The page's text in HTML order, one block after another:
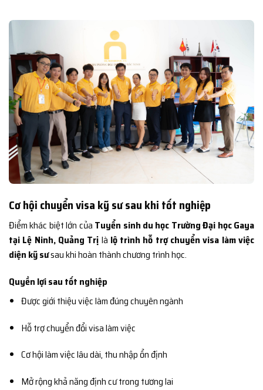
Cơ hội chuyển visa kỹ sư sau khi tốt nghiệp
Điểm khác biệt lớn của Tuyển sinh du học Trường Đại học Gaya
tại Lệ Ninh, Quảng Trị là lộ trình hỗ trợ chuyển visa làm việc
diện kỹ sưsau khi hoàn thành chương trình học.
Quyền lợi sau tốt nghiệp
Được giới thiệu việc làm đúng chuyên ngành
Hỗ trợ chuyển đổi visa làm việc
Cơ hội làm việc lâu dài, thu nhập ổn định
Mở rộng khả năng định cư trong tương lai